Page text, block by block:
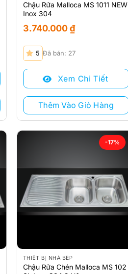
Chậu Rửa Malloca MS 1011 NEW
Inox 304
3.740.000₫
5 Đã bán: 27
Xem Chi Tiết
Thêm Vào Giỏ Hàng
-17%
THIẾT BỊ NHÀ BẾP
Chậu Rửa Chén Malloca MS 102